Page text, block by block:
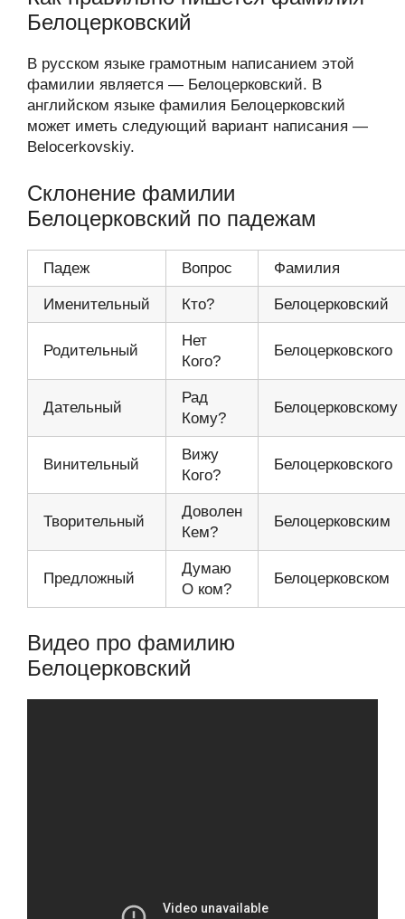
Белоцерковский
В русском языке грамотным написанием этой
фамилии является — Белоцерковский. В
английском языке фамилия Белоцерковский
может иметь следующий вариант написания —
Belocerkovskiy.
Склонение фамилии
Белоцерковский по падежам
Падеж Вопрос Фамилия
Именительный Кто? Белоцерковский
Родительный
Нет
Кого?
Белоцерковского
Дательный
Рад
Кому?
Белоцерковскому
Винительный
Вижу
Кого?
Белоцерковского
Творительный
Доволен
Кем?
Белоцерковским
Предложный
Думаю
О ком?
Белоцерковском
Видео про фамилию
Белоцерковский